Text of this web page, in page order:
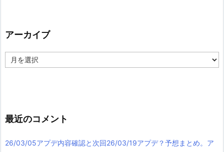
アーカイブ
ー
最近のコメント
26/03/05アプデ内容確認と次回26/03/19アプデ？予想まとめ。ア